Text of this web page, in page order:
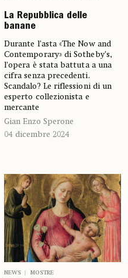
La Repubblica delle
banane
Durante l’asta «The Now and
Contemporary» di Sotheby’s,
l’opera è stata battuta a una
cifra senza precedenti.
Scandalo? Le riflessioni di un
esperto collezionista e
mercante
Gian Enzo Sperone
04 dicembre 2024
NEWS MOSTRE